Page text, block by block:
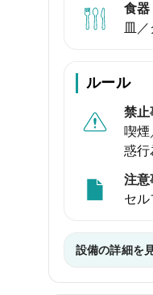
食器
皿
ルール
禁止
喫煙
惑行
注意
セ
設備の詳細を